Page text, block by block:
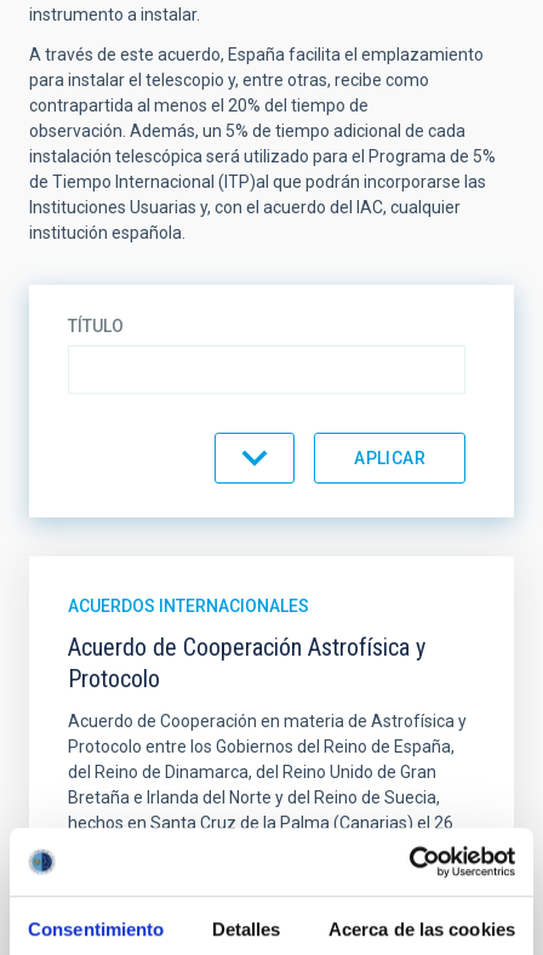
Consentimiento Detalles Acerca de las cookies
instrumento a instalar.
A través de este acuerdo, España facilita el emplazamiento
para instalar el telescopio y, entre otras, recibe como
contrapartida al menos el 20% del tiempo de
observación. Además, un 5% de tiempo adicional de cada
instalación telescópica será utilizado para el Programa de 5%
de Tiempo Internacional (ITP)al que podrán incorporarse las
Instituciones Usuarias y, con el acuerdo del IAC, cualquier
institución española.
TÍTULO
ACUERDOS INTERNACIONALES
Acuerdo de Cooperación Astrofísica y
Protocolo
Acuerdo de Cooperación en materia de Astrofísica y
Protocolo entre los Gobiernos del Reino de España,
del Reino de Dinamarca, del Reino Unido de Gran
Bretaña e Irlanda del Norte y del Reino de Suecia,
hechos en Santa Cruz de la Palma (Canarias) el 26
Fecha 26/05/1979